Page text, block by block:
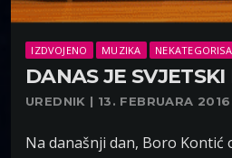
IZDVOJENO MUZIKA
DANAS JE
UREDNIK | 13. FEBRUARA
Na današnji dan, Boro Kontić